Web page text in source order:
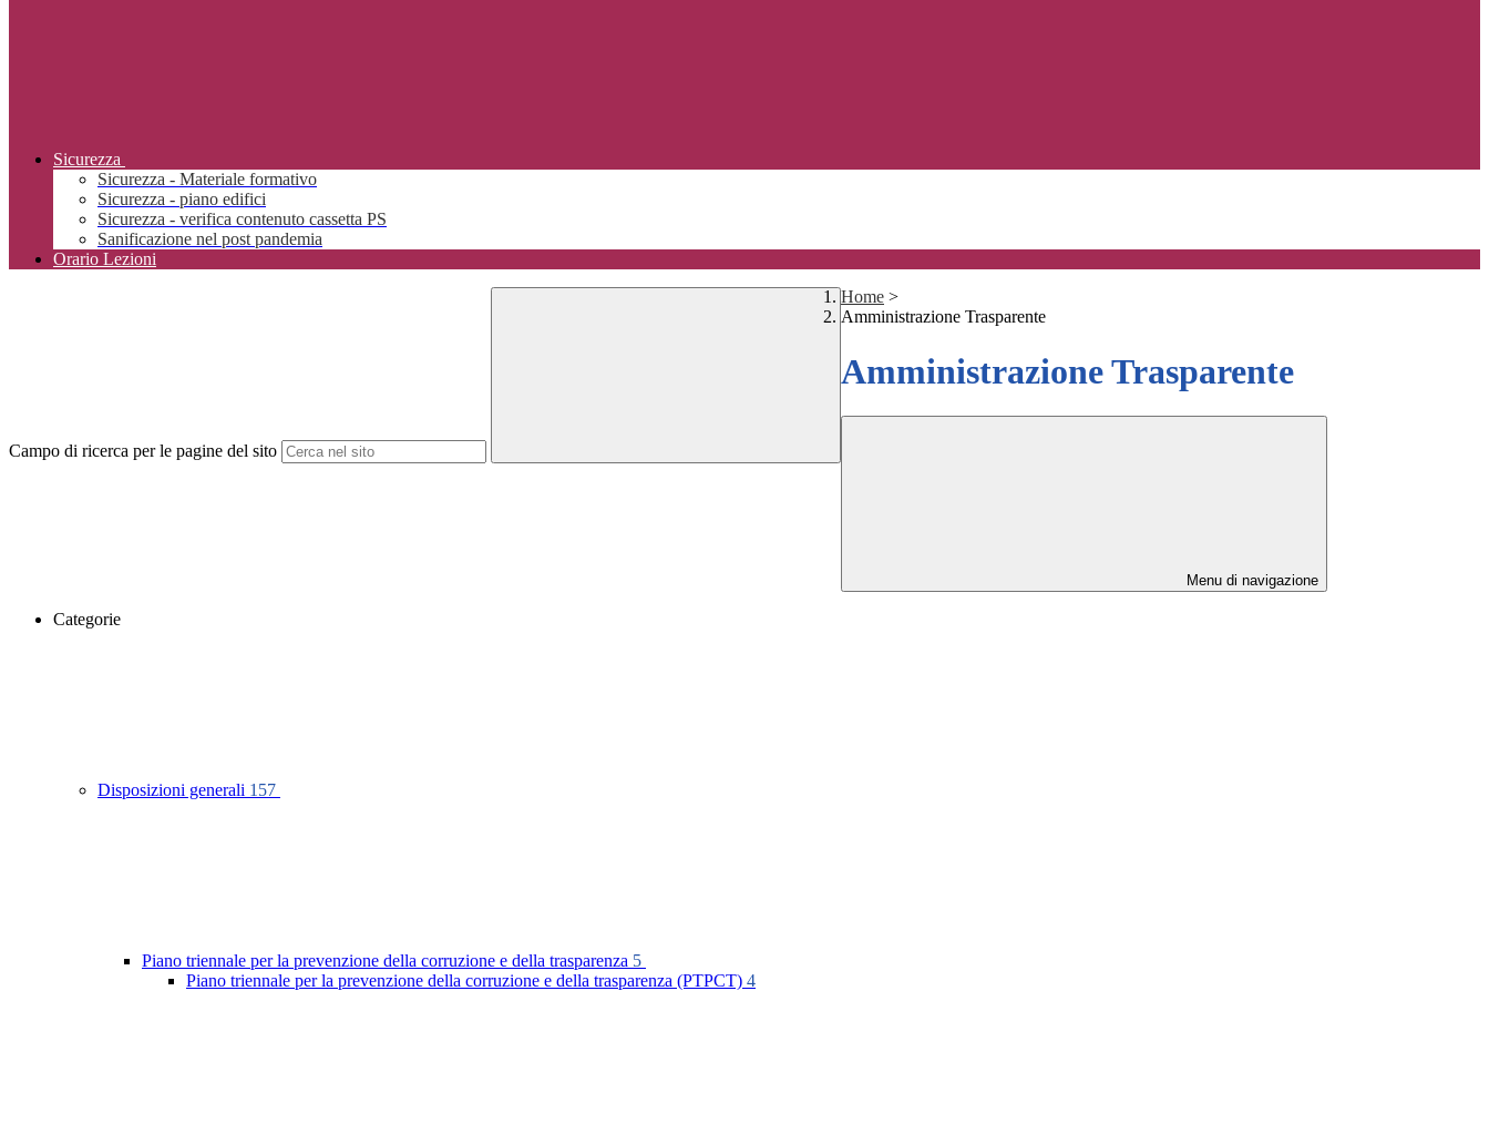
Sicurezza
Sicurezza - Materiale formativo
Sicurezza - piano edifici
Sicurezza - verifica contenuto cassetta PS
Sanificazione nel post pandemia
Orario Lezioni
Campo di ricerca per le pagine del sito
Home >
Amministrazione Trasparente
Amministrazione Trasparente
Menu di navigazione
Categorie
Disposizioni generali 157
Piano triennale per la prevenzione della corruzione e della trasparenza 5
Piano triennale per la prevenzione della corruzione e della trasparenza (PTPCT) 4